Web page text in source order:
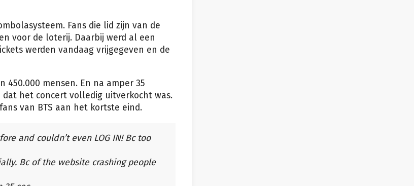
Fans die lid zijn van de
voor de loterij. Daarbij werd al een
werden vandaag vrijgegeven en de
mensen. En na amper 35
het concert volledig uitverkocht was.
van BTS aan het kortste eind.
and couldn’t even LOG IN! Bc too
Bc of the website crashing people